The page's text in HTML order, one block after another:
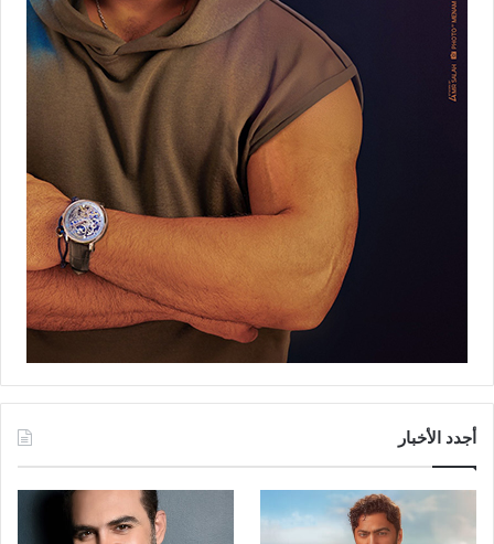
أجدد الأخبار